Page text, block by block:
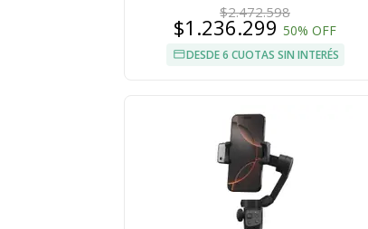
$2.472.598
$1.236.299 50% OFF
DESDE 6 CUOTAS SIN INTERÉS